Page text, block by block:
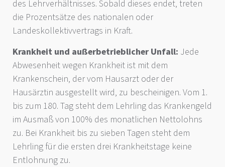
des Lehrverhältnisses. Sobald dieses endet, treten
die Prozentsätze des nationalen oder
Landeskollektivvertrags in Kraft.
Krankheit und außerbetrieblicher Unfall: Jede
Abwesenheit wegen Krankheit ist mit dem
Krankenschein, der vom Hausarzt oder der
Hausärztin ausgestellt wird, zu bescheinigen. Vom 1.
bis zum 180. Tag steht dem Lehrling das Krankengeld
im Ausmaß von 100% des monatlichen Nettolohns
zu. Bei Krankheit bis zu sieben Tagen steht dem
Lehrling für die ersten drei Krankheitstage keine
Entlohnung zu.